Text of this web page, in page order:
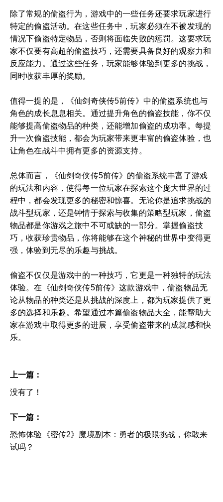
除了常规的偷盗行为，游戏中的一些任务还要求玩家进行
特定的偷盗活动。在这些任务中，玩家必须在不被发现的
情况下偷盗特定物品，否则将面临失败的惩罚。这要求玩
家不仅要有高超的偷盗技巧，还需要具备良好的观察力和
反应能力。通过这些任务，玩家能够体验到更多的挑战，
同时收获丰厚的奖励。
值得一提的是，《仙剑奇侠传5前传》中的偷盗系统也与
角色的成长息息相关。通过提升角色的偷盗技能，你不仅
能够提高偷盗物品的种类，还能增加偷盗的成功率。每提
升一次偷盗技能，都会为玩家带来更丰富的偷盗体验，也
让角色在战斗中拥有更多的资源支持。
总体而言，《仙剑奇侠传5前传》的偷盗系统丰富了游戏
的玩法和内容，使得每一位玩家在探索这个庞大世界的过
程中，都会发现更多的秘密和惊喜。无论你是追求挑战的
战斗型玩家，还是钟情于探索与收集的策略型玩家，偷盗
物品都是你游戏之旅中不可或缺的一部分。掌握偷盗技
巧，收获珍贵物品，你将能够在这个神秘的世界中变得更
强，体验到无尽的乐趣与挑战。
偷盗不仅仅是游戏中的一种技巧，它更是一种独特的玩法
体验。在《仙剑奇侠传5前传》这款游戏中，偷盗物品无
论从物品的种类还是从挑战的深度上，都为玩家提供了更
多的选择和乐趣。希望通过本篇偷盗物品大全，能帮助大
家在游戏中取得更多的进展，享受偷盗带来的成就感和快
乐。
上一篇：
没有了！
下一篇：
恐怖体验《密传2》魔境副本：勇者的极限挑战，你敢来
试吗？